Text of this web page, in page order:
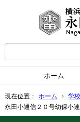
ホーム
現在位置： ホーム 学
永田小通信２０号幼保小